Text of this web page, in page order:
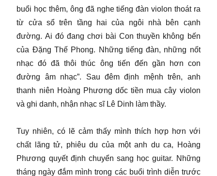
buổi học thêm, ông đã nghe tiếng đàn violon thoát ra
từ cửa sổ trên tầng hai của ngôi nhà bên cạnh
đường. Ai đó đang chơi bài Con thuyền không bến
của Đặng Thế Phong. Những tiếng đàn, những nốt
nhạc đó đã thôi thúc ông tiến đến gần hơn con
đường âm nhạc”. Sau đêm định mệnh trên, anh
thanh niên Hoàng Phương dốc tiền mua cây violon
và ghi danh, nhận nhạc sĩ Lê Dinh làm thầy.
Tuy nhiên, có lẽ cảm thấy mình thích hợp hơn với
chất lãng tử, phiêu du của một anh du ca, Hoàng
Phương quyết định chuyển sang học guitar. Những
tháng ngày đắm mình trong các buổi trình diễn trước